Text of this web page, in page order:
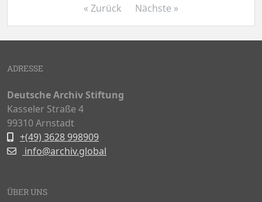
« Zurück Nächste »
ADRESSE
Deutsche Archiv Stiftung
Kasseler Straße 4
99310 Arnstadt
+(49) 3628 998909
info@archiv.global
ÜBER UNS